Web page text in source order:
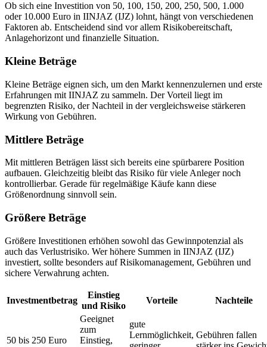
Ob sich eine Investition von 50, 100, 150, 200, 250, 500, 1.000
oder 10.000 Euro in IINJAZ (IJZ) lohnt, hängt von verschiedenen
Faktoren ab. Entscheidend sind vor allem Risikobereitschaft,
Anlagehorizont und finanzielle Situation.
Kleine Beträge
Kleine Beträge eignen sich, um den Markt kennenzulernen und erste
Erfahrungen mit IINJAZ zu sammeln. Der Vorteil liegt im
begrenzten Risiko, der Nachteil in der vergleichsweise stärkeren
Wirkung von Gebühren.
Mittlere Beträge
Mit mittleren Beträgen lässt sich bereits eine spürbarere Position
aufbauen. Gleichzeitig bleibt das Risiko für viele Anleger noch
kontrollierbar. Gerade für regelmäßige Käufe kann diese
Größenordnung sinnvoll sein.
Größere Beträge
Größere Investitionen erhöhen sowohl das Gewinnpotenzial als
auch das Verlustrisiko. Wer höhere Summen in IINJAZ (IJZ)
investiert, sollte besonders auf Risikomanagement, Gebühren und
sichere Verwahrung achten.
Investmentbetrag
Einstieg
und Risiko
Vorteile Nachteile
50 bis 250 Euro
Geeignet
zum
Einstieg,
gute
Lernmöglichkeit, Gebühren fallen